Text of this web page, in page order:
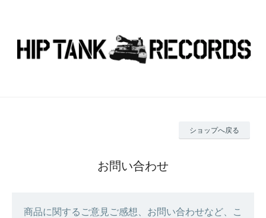
ショップへ戻る
お問い合わせ
商品に関するご意見ご感想、お問い合わせなど、こ